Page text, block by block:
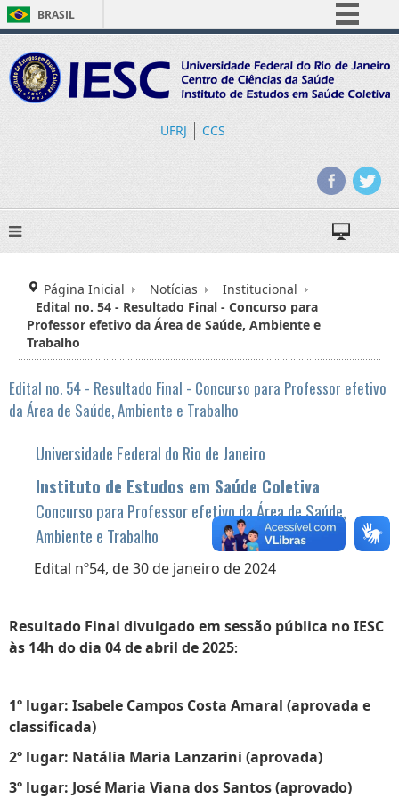
BRASIL
Comunica BR
Participe
UFRJ CCS
Página Inicial Notícias
Institucional
Edital no. 54 - Resultado Final - Concurso para
Professor efetivo da Área de Saúde, Ambiente e
Trabalho
Edital no. 54 - Resultado Final - Concurso para Professor efetivo
da Área de Saúde, Ambiente e Trabalho
Universidade Federal do Rio de Janeiro
Instituto de Estudos em Saúde Coletiva
Concurso para Professor efetivo da Área de Saúde,
Ambiente e Trabalho
Edital nº54, de 30 de janeiro de 2024
Resultado Final divulgado em sessão pública no IESC
às 14h do dia 04 de abril de 2025:
1º lugar: Isabele Campos Costa Amaral (aprovada e
classificada)
2º lugar: Natália Maria Lanzarini (aprovada)
3º lugar: José Maria Viana dos Santos (aprovado)